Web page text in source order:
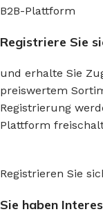
B2B-Plattform
Registriere Sie
und erhalte Sie
preiswertem
Registrierung
Plattform
Registrieren Sie
Sie haben